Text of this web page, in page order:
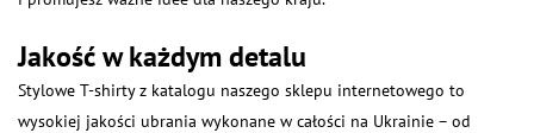
Jakość w każdym detalu
Stylowe T-shirty z katalogu naszego sklepu internetowego to
wysokiej jakości ubrania wykonane w całości na Ukrainie – od